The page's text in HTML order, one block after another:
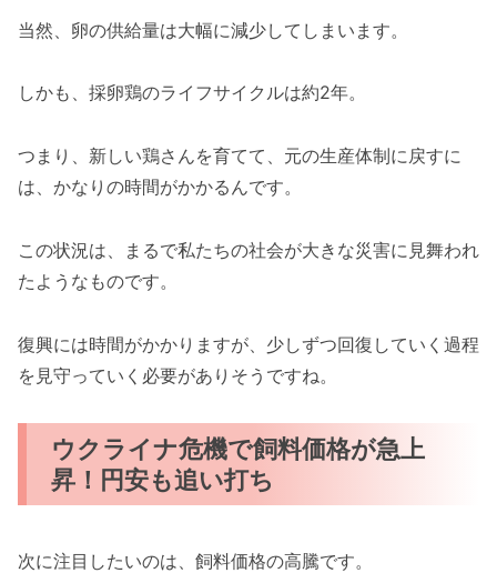
当然、卵の供給量は大幅に減少してしまいます。
しかも、採卵鶏のライフサイクルは約2年。
つまり、新しい鶏さんを育てて、元の生産体制に戻すに
は、かなりの時間がかかるんです。
この状況は、まるで私たちの社会が大きな災害に見舞われ
たようなものです。
復興には時間がかかりますが、少しずつ回復していく過程
を見守っていく必要がありそうですね。
ウクライナ危機で飼料価格が急上
昇！円安も追い打ち
次に注目したいのは、飼料価格の高騰です。